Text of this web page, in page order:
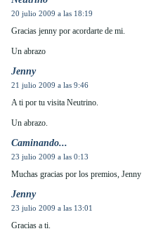
20 julio 2009 a las 18:19
Gracias jenny por acordarte de mi.
Un abrazo
Jenny
21 julio 2009 a las 9:46
A ti por tu visita Neutrino.
Un abrazo.
Caminando...
23 julio 2009 a las 0:13
Muchas gracias por los premios, Jenny
Jenny
23 julio 2009 a las 13:01
Gracias a ti.